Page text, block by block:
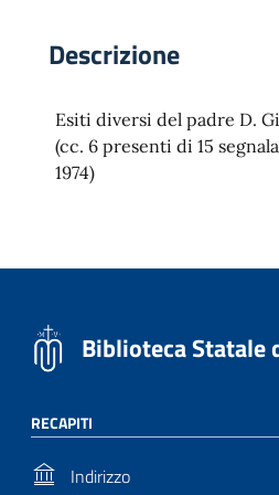
Descrizione
Esiti diversi del padre D.
(cc. 6 presenti di 15
1974)
Biblioteca Statale
RECAPITI
Indirizzo